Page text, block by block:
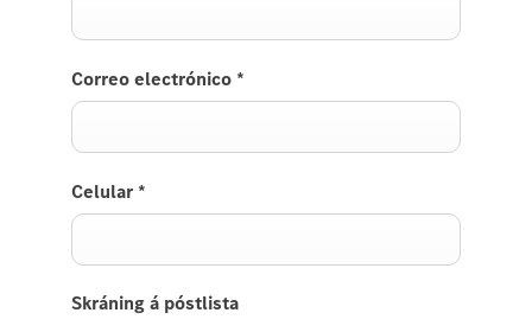
Correo electrónico *
Celular *
Skráning á póstlista